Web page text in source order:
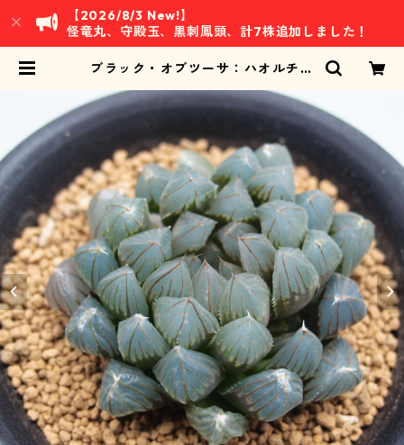
【2026/8/3 New!】
怪竜丸、守殿玉、黒刺鳳頭、計7株追加しました！
ブラック・オブツーサ：ハオルチア